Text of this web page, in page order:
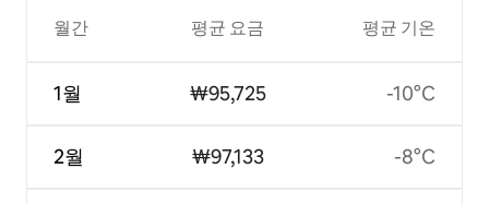
월간
1월
2월
평균 요금
₩95,725
₩97,133
평균 기온
-10°C
-8°C